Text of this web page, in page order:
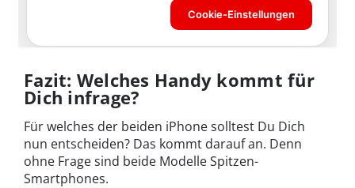
Fazit: Welches Handy kommt für
Dich infrage?
Für welches der beiden iPhone solltest Du Dich
nun entscheiden? Das kommt darauf an. Denn
ohne Frage sind beide Modelle Spitzen-
Smartphones.